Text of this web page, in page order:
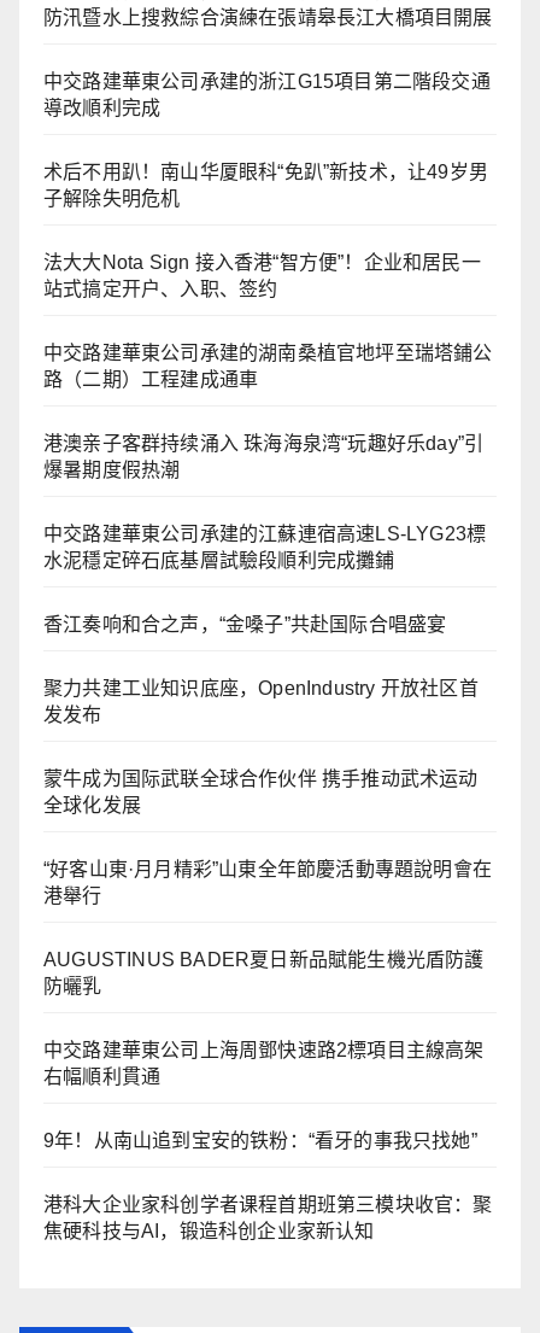
防汛暨水上搜救綜合演練在張靖皋長江大橋項目開展
中交路建華東公司承建的浙江G15項目第二階段交通
導改順利完成
术后不用趴！南山华厦眼科“免趴”新技术，让49岁男
子解除失明危机
法大大Nota Sign 接入香港“智方便”！企业和居民一
站式搞定开户、入职、签约
中交路建華東公司承建的湖南桑植官地坪至瑞塔鋪公
路（二期）工程建成通車
港澳亲子客群持续涌入 珠海海泉湾“玩趣好乐day”引
爆暑期度假热潮
中交路建華東公司承建的江蘇連宿高速LS-LYG23標
水泥穩定碎石底基層試驗段順利完成攤鋪
香江奏响和合之声，“金嗓子”共赴国际合唱盛宴
聚力共建工业知识底座，OpenIndustry 开放社区首
发发布
蒙牛成为国际武联全球合作伙伴 携手推动武术运动
全球化发展
“好客山東·月月精彩”山東全年節慶活動專題說明會在
港舉行
AUGUSTINUS BADER夏日新品賦能生機光盾防護
防曬乳
中交路建華東公司上海周鄧快速路2標項目主線高架
右幅順利貫通
9年！从南山追到宝安的铁粉：“看牙的事我只找她”
港科大企业家科创学者课程首期班第三模块收官：聚
焦硬科技与AI，锻造科创企业家新认知